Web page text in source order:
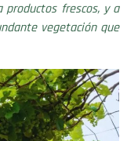
frescos, y a
vegetación que